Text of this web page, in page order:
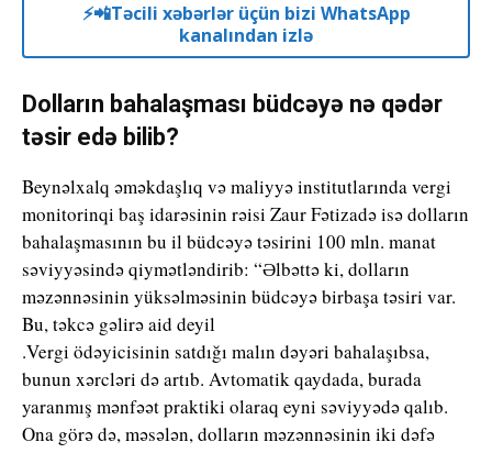
⚡️📲Təcili xəbərlər üçün bizi WhatsApp
kanalından izlə
Dolların bahalaşması büdcəyə nə qədər
təsir edə bilib?
Beynəlxalq əməkdaşlıq və maliyyə institutlarında vergi
monitorinqi baş idarəsinin rəisi Zaur Fətizadə isə dolların
bahalaşmasının bu il büdcəyə təsirini 100 mln. manat
səviyyəsində qiymətləndirib: “Əlbəttə ki, dolların
məzənnəsinin yüksəlməsinin büdcəyə birbaşa təsiri var.
Bu, təkcə gəlirə aid deyil
.Vergi ödəyicisinin satdığı malın dəyəri bahalaşıbsa,
bunun xərcləri də artıb. Avtomatik qaydada, burada
yaranmış mənfəət praktiki olaraq eyni səviyyədə qalıb.
Ona görə də, məsələn, dolların məzənnəsinin iki dəfə